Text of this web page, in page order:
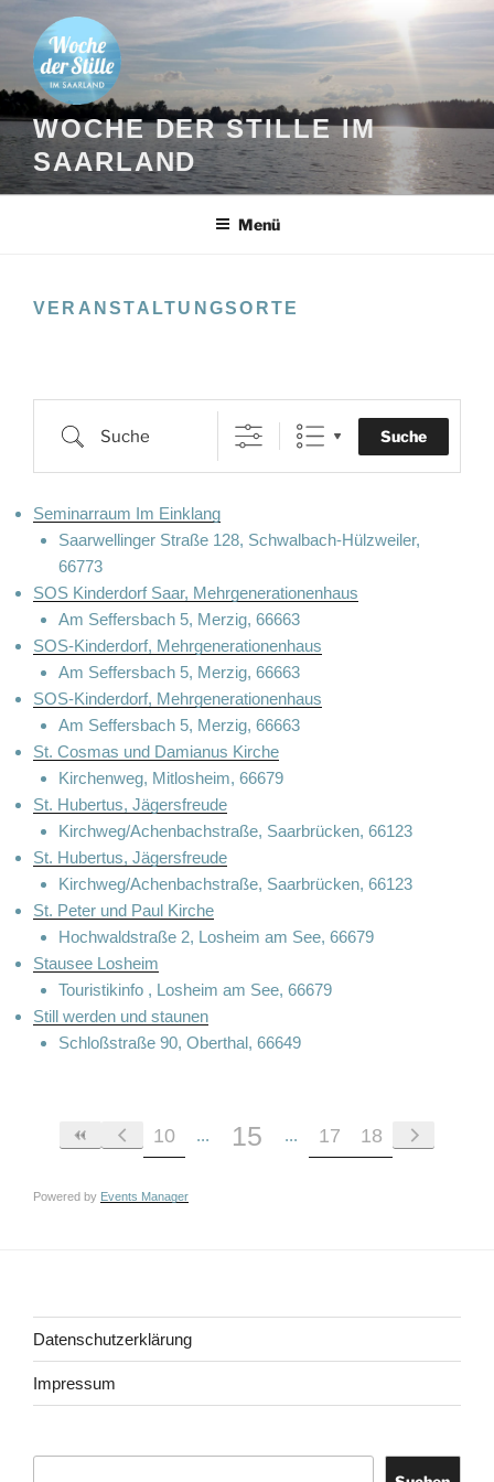
Inhalt
springen
WOCHE DER STILLE IM
SAARLAND
Menü
VERANSTALTUNGSORTE
Suche
Suche
Seminarraum Im Einklang
Saarwellinger Straße 128, Schwalbach-Hülzweiler,
66773
SOS Kinderdorf Saar, Mehrgenerationenhaus
Am Seffersbach 5, Merzig, 66663
SOS-Kinderdorf, Mehrgenerationenhaus
Am Seffersbach 5, Merzig, 66663
SOS-Kinderdorf, Mehrgenerationenhaus
Am Seffersbach 5, Merzig, 66663
St. Cosmas und Damianus Kirche
Kirchenweg, Mitlosheim, 66679
St. Hubertus, Jägersfreude
Kirchweg/Achenbachstraße, Saarbrücken, 66123
St. Hubertus, Jägersfreude
Kirchweg/Achenbachstraße, Saarbrücken, 66123
St. Peter und Paul Kirche
Hochwaldstraße 2, Losheim am See, 66679
Stausee Losheim
Touristikinfo , Losheim am See, 66679
Still werden und staunen
Schloßstraße 90, Oberthal, 66649
10 15 17 18
Powered by Events Manager
Datenschutzerklärung
Impressum